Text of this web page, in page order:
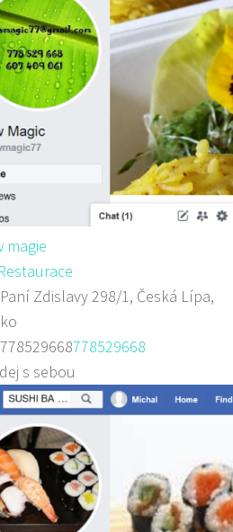
magie
Paní Zdislavy 298/1, Česká Lípa,
778529668778529668
s sebou